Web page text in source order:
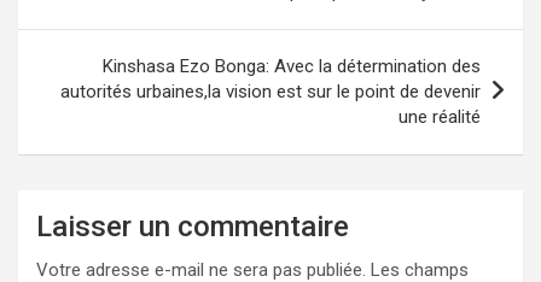
l’article
Kinshasa Ezo Bonga: Avec la détermination des
autorités urbaines,la vision est sur le point de devenir
une réalité
Laisser un commentaire
Votre adresse e-mail ne sera pas publiée. Les champs